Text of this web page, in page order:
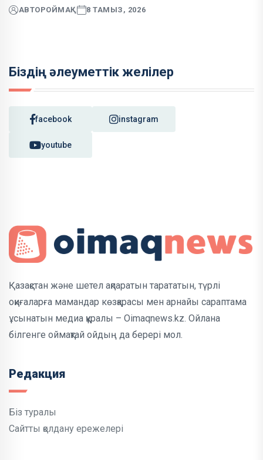
АВТОРОЙМАҚ 8 ТАМЫЗ, 2026
Біздің әлеуметтік желілер
facebook instagram
youtube
Қазақстан және шетел ақпаратын тарататын, түрлі
оқиғаларға мамандар көзқарасы мен арнайы сараптама
ұсынатын медиа құралы – Oimaqnews.kz. Ойлана
білгенге оймақтай ойдың да берері мол.
Редакция
Біз туралы
Сайтты қолдану ережелері